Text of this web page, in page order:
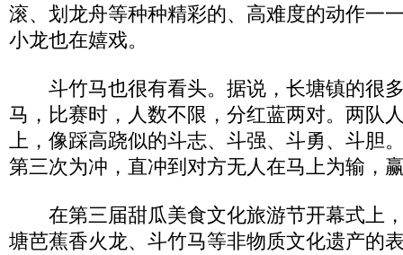
滚、划龙舟等种种精彩的、高难度的动作一
小龙也在嬉戏。
斗竹马也很有看头。据说，长塘镇的很
马，比赛时，人数不限，分红蓝两对。两队
上，像踩高跷似的斗志、斗强、斗勇、斗胆
第三次为冲，直冲到对方无人在马上为输，
在第三届甜瓜美食文化旅游节开幕式上
塘芭蕉香火龙、斗竹马等非物质文化遗产的